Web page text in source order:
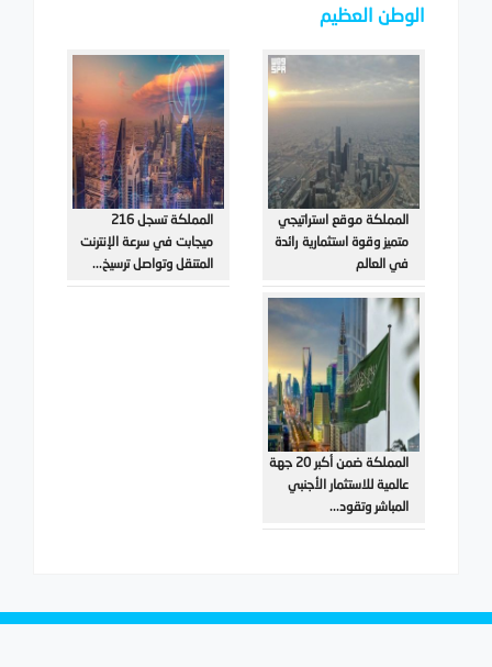
الوطن العظيم
المملكة موقع استراتيجي
متميز وقوة استثمارية رائدة
في العالم
المملكة تسجل 216
ميجابت في سرعة الإنترنت
المتنقل وتواصل ترسيخ...
المملكة ضمن أكبر 20 جهة
عالمية للاستثمار الأجنبي
المباشر وتقود...